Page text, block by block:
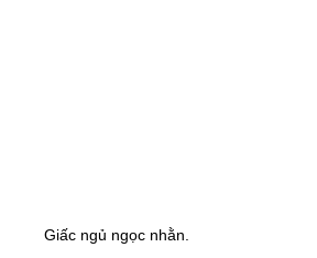
Giấc ngủ ngọc nhằn.